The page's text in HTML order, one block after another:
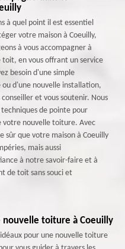
à quel point il est essentiel
votre maison à Coeuilly,
à vous accompagner à
en vous offrant un service
besoin d'une simple
d'une nouvelle installation,
et vous soutenir. Nous
de pointe pour
votre nouvelle toiture. Avec
sûr que votre maison à Coeuilly
mais aussi
à notre savoir-faire et à
de toit sans souci et
nouvelle toiture à Coeuilly
pour une nouvelle toiture